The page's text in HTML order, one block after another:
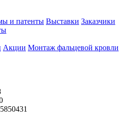
и патенты Выставки Заказчики
Акции Монтаж фальцевой кровли